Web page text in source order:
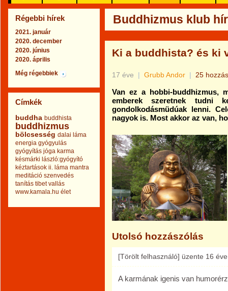
Régebbi hírek
2021. január
2020. december
2020. június
2020. április
Még régebbiek
Címkék
buddha buddhista
buddhizmus
bölcsesség dalai láma
energia gyógyulás
gyógyítás jóga karma
késmárki lászló:gyógyító
kéztartások ii. láma mantra
meditáció szenvedés
tanítás tibet vallás
www.kamala.hu élet
Buddhizmus klub
Ki a buddhista? és ki
17 éve | Grubb Andor | 25
Van ez a hobbi-buddhizmus,
emberek szeretnek tudni
gondolkodásmüdúak lenni.
nagyok is. Most akkor az van,
Utolsó hozzászólás
[Törölt felhasználó] üzente 16 éve
A karmának igenis van